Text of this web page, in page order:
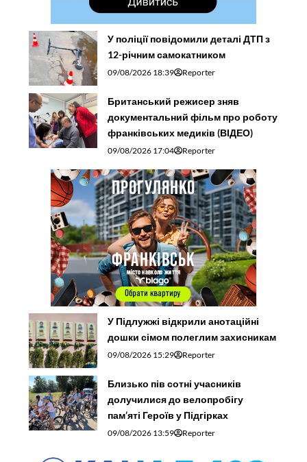
У поліції повідомили деталі ДТП з
12-річним самокатником
09/08/2026 18:39 Reporter
Британський режисер зняв
документальний фільм про роботу
франківських медиків (ВІДЕО)
09/08/2026 17:04 Reporter
У Підлужжі відкрили анотаційні
дошки сімом полеглим захисникам
09/08/2026 15:29 Reporter
Близько пів сотні учасників
долучилися до велопробігу
пам’яті Героїв у Підгірках
09/08/2026 13:59 Reporter